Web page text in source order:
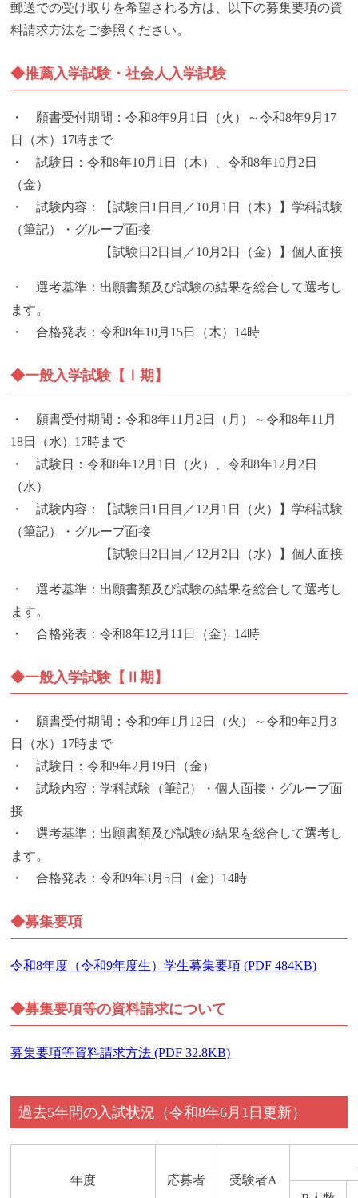
郵送での受け取りを希望される方は、以下の募集要項の資
料請求方法をご参照ください。
◆推薦入学試験・社会人入学試験
・ 願書受付期間：令和8年9月1日（火）～令和8年9月17
日（木）17時まで
・ 試験日：令和8年10月1日（木）、令和8年10月2日
（金）
・ 試験内容：【試験日1日目／10月1日（木）】学科試験
（筆記）・グループ面接
【試験日2日目／10月2日（金）】個人面接
・ 選考基準：出願書類及び試験の結果を総合して選考し
ます。
・ 合格発表：令和8年10月15日（木）14時
◆一般入学試験【Ⅰ期】
・ 願書受付期間：令和8年11月2日（月）～令和8年11月
18日（水）17時まで
・ 試験日：令和8年12月1日（火）、令和8年12月2日
（水）
・ 試験内容：【試験日1日目／12月1日（火）】学科試験
（筆記）・グループ面接
【試験日2日目／12月2日（水）】個人面接
・ 選考基準：出願書類及び試験の結果を総合して選考し
ます。
・ 合格発表：令和8年12月11日（金）14時
◆一般入学試験【Ⅱ期】
・ 願書受付期間：令和9年1月12日（火）～令和9年2月3
日（水）17時まで
・ 試験日：令和9年2月19日（金）
・ 試験内容：学科試験（筆記）・個人面接・グループ面
接
・ 選考基準：出願書類及び試験の結果を総合して選考し
ます。
・ 合格発表：令和9年3月5日（金）14時
◆募集要項
令和8年度（令和9年度生）学生募集要項 (PDF 484KB)
◆募集要項等の資料請求について
募集要項等資料請求方法 (PDF 32.8KB)
過去5年間の入試状況（令和8年6月1日更新）
年度 応募者 受験者A